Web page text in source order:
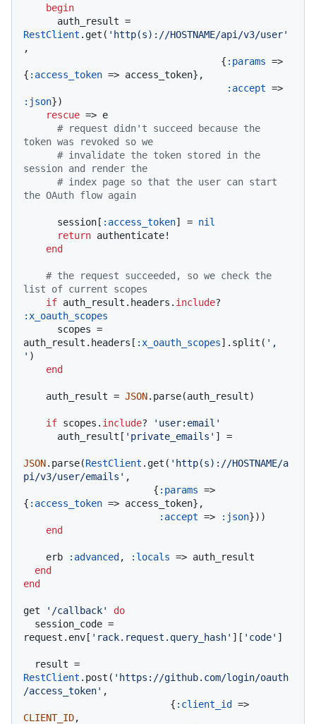
begin
RestClient .get( 'http(s)://HOSTNAME/api/v3/user'
,
                                   {
:params =>
{ :access_token => access_token},
:accept
:json})
rescue => e
# request didn't succeed because the
token was revoked so we
# invalidate the token stored in the
session and render the
# index page so that the user can start
the OAuth flow again
      session[
:access_token] = nil
return authenticate!
end
# the request succeeded, so we check the
list of current scopes
if auth_result.headers. include
:x_oauth_scopes
auth_result.headers[ :x_oauth_scopes].split( ',
' )
end
    auth_result =
JSON.parse(auth_result)
if scopes. include?
'user:email'
      auth_result[
'private_emails' ] =
JSON.parse(RestClient .get( 'http(s)://HOSTNAME/a
pi/v3/user/emails' ,
                       {
:params =>
{ :access_token => access_token},
:accept => :json}))
end
    erb
:advanced, :locals => auth_result
end
end
get '/callback'
do
request.env[ 'rack.request.query_hash' ][ 'code' ]
RestClient .post( 'https://github.com/login/oauth
/access_token' ,
                          {
:client_id
CLIENT_ID,